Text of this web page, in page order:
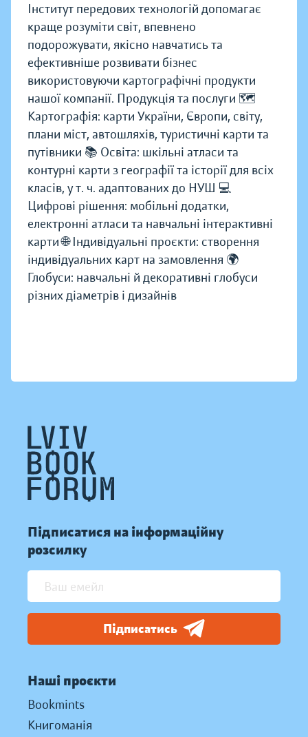
Інститут передових технологій допомагає
краще розуміти світ, впевнено
подорожувати, якісно навчатись та
ефективніше розвивати бізнес
використовуючи картографічні продукти
нашої компанії. Продукція та послуги 🗺️
Картографія: карти України, Європи, світу,
плани міст, автошляхів, туристичні карти та
путівники 📚 Освіта: шкільні атласи та
контурні карти з географії та історії для всіх
класів, у т. ч. адаптованих до НУШ 💻
Цифрові рішення: мобільні додатки,
електронні атласи та навчальні інтерактивні
карти 🌐 Індивідуальні проєкти: створення
індивідуальних карт на замовлення 🌍
Глобуси: навчальні й декоративні глобуси
різних діаметрів і дизайнів
Підписатися на інформаційну
розсилку
Підписатись
Наші проєкти
Bookmints
Книгоманія